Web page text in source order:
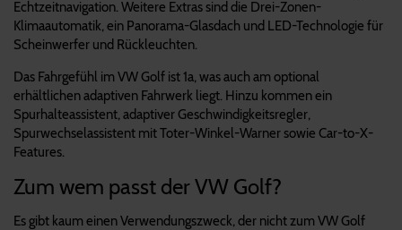
Echtzeitnavigation. Weitere Extras sind die Drei-Zonen-
Klimaautomatik, ein Panorama-Glasdach und LED-Technologie für
Scheinwerfer und Rückleuchten.
Das Fahrgefühl im VW Golf ist 1a, was auch am optional
erhältlichen adaptiven Fahrwerk liegt. Hinzu kommen ein
Spurhalteassistent, adaptiver Geschwindigkeitsregler,
Spurwechselassistent mit Toter-Winkel-Warner sowie Car-to-X-
Features.
Zum wem passt der VW Golf?
Es gibt kaum einen Verwendungszweck, der nicht zum VW Golf